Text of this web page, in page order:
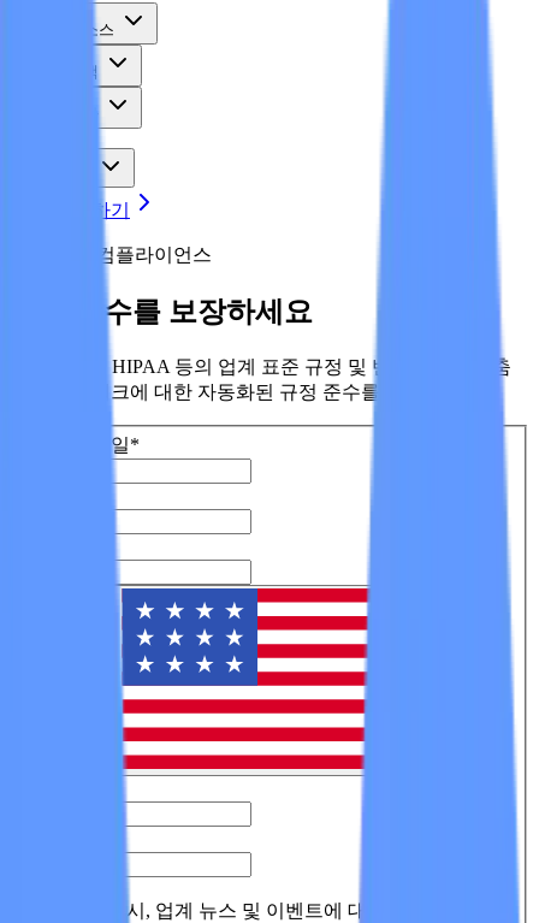
리소스
고객
데모 신청하기
Wiz Cloud 컴플라이언스
규정 준수를 보장하세요
PCI, GDPR, HIPAA 등의 업계 표준 규정 및 벤치마크와 맞춤
형 프레임워크에 대한 자동화된 규정 준수를 유지합니다.
직장 이메일*
Wiz 제품 출시, 업계 뉴스 및 이벤트에 대한 최신 정보를